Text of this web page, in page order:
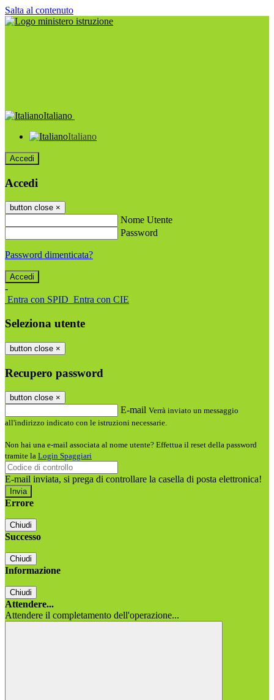
Salta al contenuto
Italiano
Italiano
Accedi
Accedi
button close ×
Nome Utente
Password
Password dimenticata?
-
Entra con SPID Entra con CIE
Seleziona utente
button close ×
Recupero password
button close ×
E-mail Verrà inviato un messaggio
all'indirizzo indicato con le istruzioni necessarie.
Non hai una e-mail associata al nome utente? Effettua il reset della password
tramite la Login Spaggiari
E-mail inviata, si prega di controllare la casella di posta elettronica!
Errore
Chiudi
Successo
Chiudi
Informazione
Chiudi
Attendere...
Attendere il completamento dell'operazione...